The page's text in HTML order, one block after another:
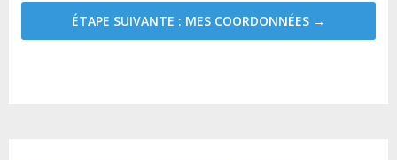
ÉTAPE SUIVANTE : MES COORDONNÉES →